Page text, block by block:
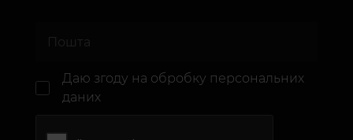
Даю згоду на обробку персональних
даних